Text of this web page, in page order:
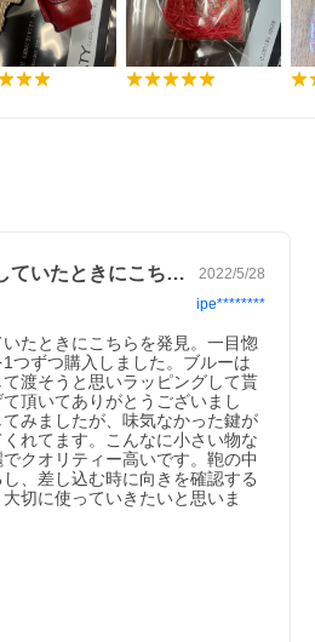
家の鍵のカバーを探していたときにこちら… 2022/5/28
ipe********
たときにこちらを発見。一目惚
つずつ購入しました。ブルーは
渡そうと思いラッピングして貰
頂いてありがとうございまし
みましたが、味気なかった鍵が
れてます。こんなに小さい物な
クオリティー高いです。鞄の中
、差し込む時に向きを確認する
切に使っていきたいと思いま